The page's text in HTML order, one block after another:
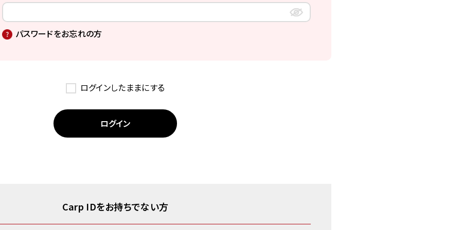
パスワードをお忘れの方
ログインしたままにする
Carp IDをお持ちでない方